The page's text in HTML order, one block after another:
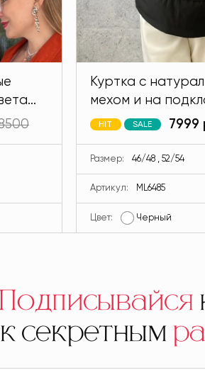
Куртка с
мехом и на
кролик черного
HIT SALE 7999
Размер: 46/48 , 52/54
Артикул: ML6485
Цвет: Черный
к секретным